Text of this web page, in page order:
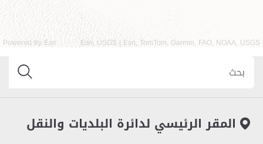
Esri, USGS | Esri, TomTom, Garmin, FAO, NOAA, USGS
Powered by Esri
المقر الرئيسي لدائرة البلديات والنقل